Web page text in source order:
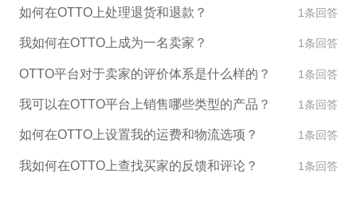
如何在OTTO上处理退货和退款？ 1条回答
我如何在OTTO上成为一名卖家？ 1条回答
OTTO平台对于卖家的评价体系是什么样的？ 1条回答
我可以在OTTO平台上销售哪些类型的产品？ 1条回答
如何在OTTO上设置我的运费和物流选项？ 1条回答
我如何在OTTO上查找买家的反馈和评论？ 1条回答